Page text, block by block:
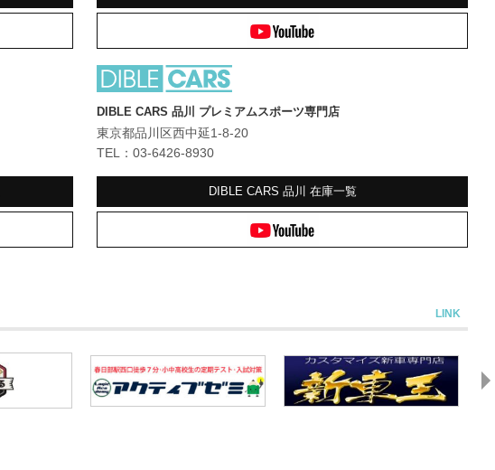
DIBLE CARS 品川 プレミアムスポーツ専門店
東京都品川区西中延1-8-20
TEL：03-6426-8930
DIBLE CARS 品川 在庫一覧